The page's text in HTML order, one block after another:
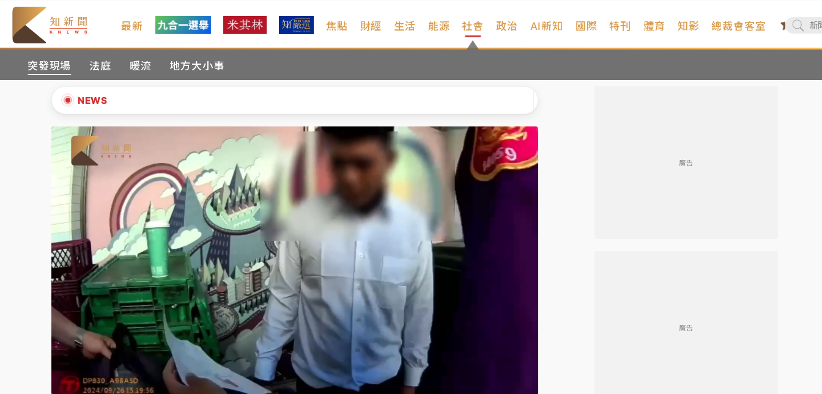
最新 焦點 財經 生活 能源 社會
突發現場 法庭 暖流 地方大小事
政治 AI新知 國際 特刊 體育 知影 總裁會客室
NEWS
周末精選｜ 慈濟遭詐10億完整始末曝！律師掮客大玩兩面手法 郭台銘、蔡英文成關鍵
本周爆款短影音｜
周末精選｜ 跨境網購族注意！EZ Way若改由政府委任 預算難關如何解？
蔣萬安的建中同學！47歲法律學霸戰桃園 公開上任首要3件事
中颱白海豚環流掠北海！今明防劇烈降雨 東部高溫飆38度
周末精選｜ 慈濟遭詐10億完整始末曝！律師掮客大玩兩面手法 郭台銘、蔡英文成關鍵
本周爆款短影音｜ 柯文哲帶電子手鐶拄拐杖現身／周玉蔻蔡玉真開撕爆料
周末精選｜ 跨境網購族注意！EZ Way若改由政府委任 預算難關如何解？
蔣萬安的建中同學！47歲法律學霸戰桃園 公開上任首要3件事
Unmute Loaded:
廣告
廣告